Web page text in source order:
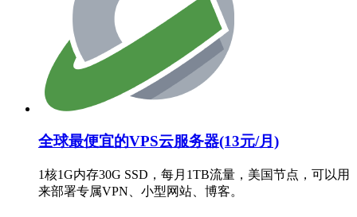
全球最便宜的VPS云服务器(13元/月)
1核1G内存30G SSD，每月1TB流量，美国节点，可以用
来部署专属VPN、小型网站、博客。